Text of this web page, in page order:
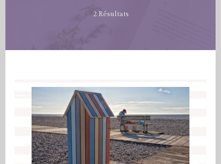
2 Résultats